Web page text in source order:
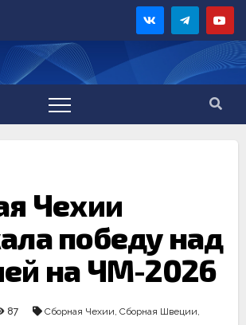
Чехии
победу над
на ЧМ-2026
87 Сборная Чехии, Сборная Швеции,